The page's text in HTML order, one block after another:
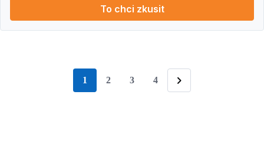
To chci zkusit
stránka
1 2 3 4
Následující